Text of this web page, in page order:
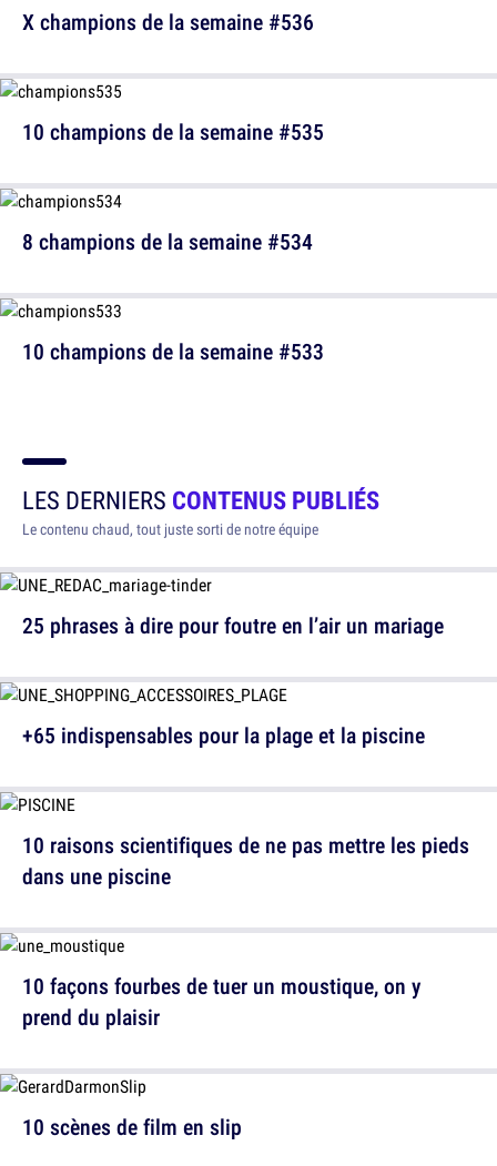
10 champions de la semaine #535
10 champions de la semaine #533
X champions de la semaine #536
8 champions de la semaine #534
LES DERNIERS CONTENUS PUBLIÉS
Le contenu chaud, tout juste sorti de notre équipe
25 phrases à dire pour foutre en l’air un mariage
10 raisons scientifiques de ne pas mettre les pieds
dans une piscine
10 scènes de film en slip
+65 indispensables pour la plage et la piscine
10 façons fourbes de tuer un moustique, on y
prend du plaisir